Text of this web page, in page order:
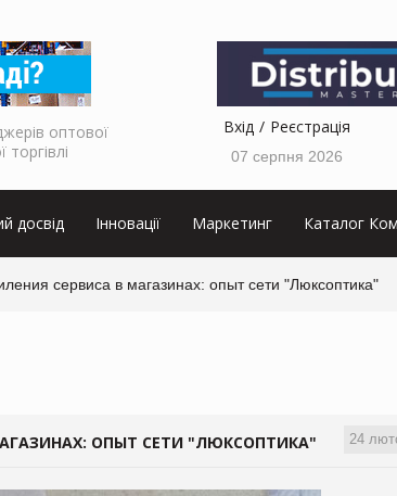
оптової
торгівлі
Вхід Реєстрація
07 серпня 2026
досвід Інновації Маркетинг Каталог
сервиса в магазинах: опыт сети "Люксоптика"
24
ОПЫТ СЕТИ "ЛЮКСОПТИКА"